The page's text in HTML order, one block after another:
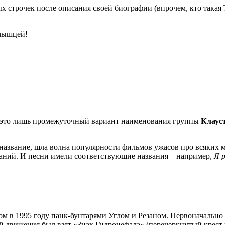
после описания своей биографии (впрочем, кто
лишь промежуточный вариант наименования группы
шла волна популярности фильмов ужасов про
И песни имели соответствующие названия – например, Я
в 1995 году панк-бунтарями Углом и Резаном. Первоначально